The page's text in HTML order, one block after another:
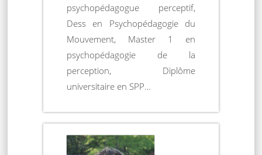
psychopédagogue perceptif,
Dess en Psychopédagogie du
Mouvement, Master 1 en
psychopédagogie de la
perception, Diplôme
universitaire en SPP…